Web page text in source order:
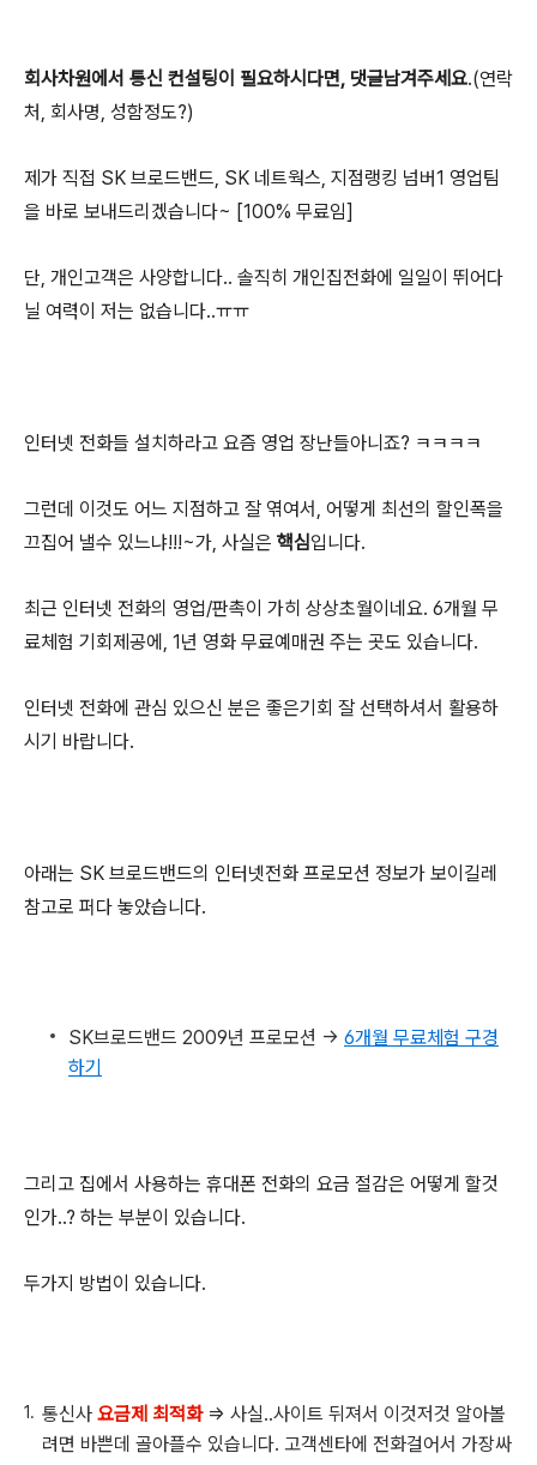
회사차원에서 통신 컨설팅이 필요하시다면, 댓글남겨주세요.(연락
처, 회사명, 성함정도?)
제가 직접 SK 브로드밴드, SK 네트웍스, 지점랭킹 넘버1 영업팀
을 바로 보내드리겠습니다~ [100% 무료임]
단, 개인고객은 사양합니다.. 솔직히 개인집전화에 일일이 뛰어다
닐 여력이 저는 없습니다..ㅠㅠ
인터넷 전화들 설치하라고 요즘 영업 장난들아니죠? ㅋㅋㅋㅋ
그런데 이것도 어느 지점하고 잘 엮여서, 어떻게 최선의 할인폭을
끄집어 낼수 있느냐!!!~가, 사실은 핵심입니다.
최근 인터넷 전화의 영업/판촉이 가히 상상초월이네요. 6개월 무
료체험 기회제공에, 1년 영화 무료예매권 주는 곳도 있습니다.
인터넷 전화에 관심 있으신 분은 좋은기회 잘 선택하셔서 활용하
시기 바랍니다.
아래는 SK 브로드밴드의 인터넷전화 프로모션 정보가 보이길레
참고로 퍼다 놓았습니다.
SK브로드밴드 2009년 프로모션 -> 6개월 무료체험 구경
하기
그리고 집에서 사용하는 휴대폰 전화의 요금 절감은 어떻게 할것
인가..? 하는 부분이 있습니다.
두가지 방법이 있습니다.
통신사 요금제 최적화 => 사실..사이트 뒤져서 이것저것 알아볼
려면 바쁜데 골아플수 있습니다. 고객센타에 전화걸어서 가장싸